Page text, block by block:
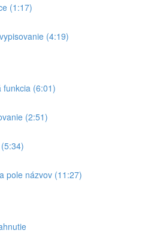
(1:17)
(4:19)
funkcia (6:01)
(2:51)
pole názvov (11:27)